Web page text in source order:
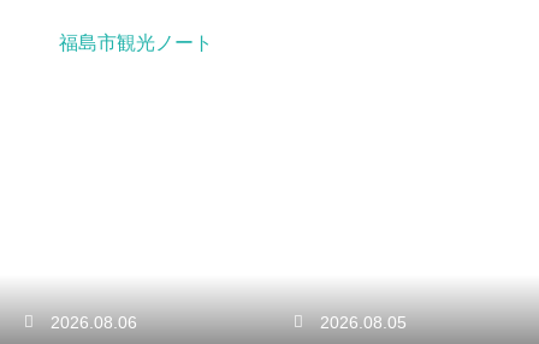
福島市観光ノート
2026.08.05 2026.08.04